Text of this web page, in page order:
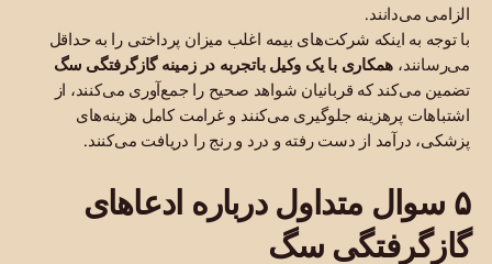
الزامی می‌دانند.
با توجه به اینکه شرکت‌های بیمه اغلب میزان پرداختی را به حداقل
می‌رسانند، همکاری با یک وکیل باتجربه در زمینه گازگرفتگی سگ
تضمین می‌کند که قربانیان شواهد صحیح را جمع‌آوری می‌کنند، از
اشتباهات پرهزینه جلوگیری می‌کنند و غرامت کامل هزینه‌های
پزشکی، درآمد از دست رفته و درد و رنج را دریافت می‌کنند.
۵ سوال متداول درباره ادعاهای
گازگرفتگی سگ